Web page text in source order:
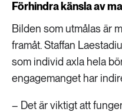
Förhindra känsla av
Bilden som utmålas är
framåt. Staffan
som individ axla hela
engagemanget har
– Det är viktigt att